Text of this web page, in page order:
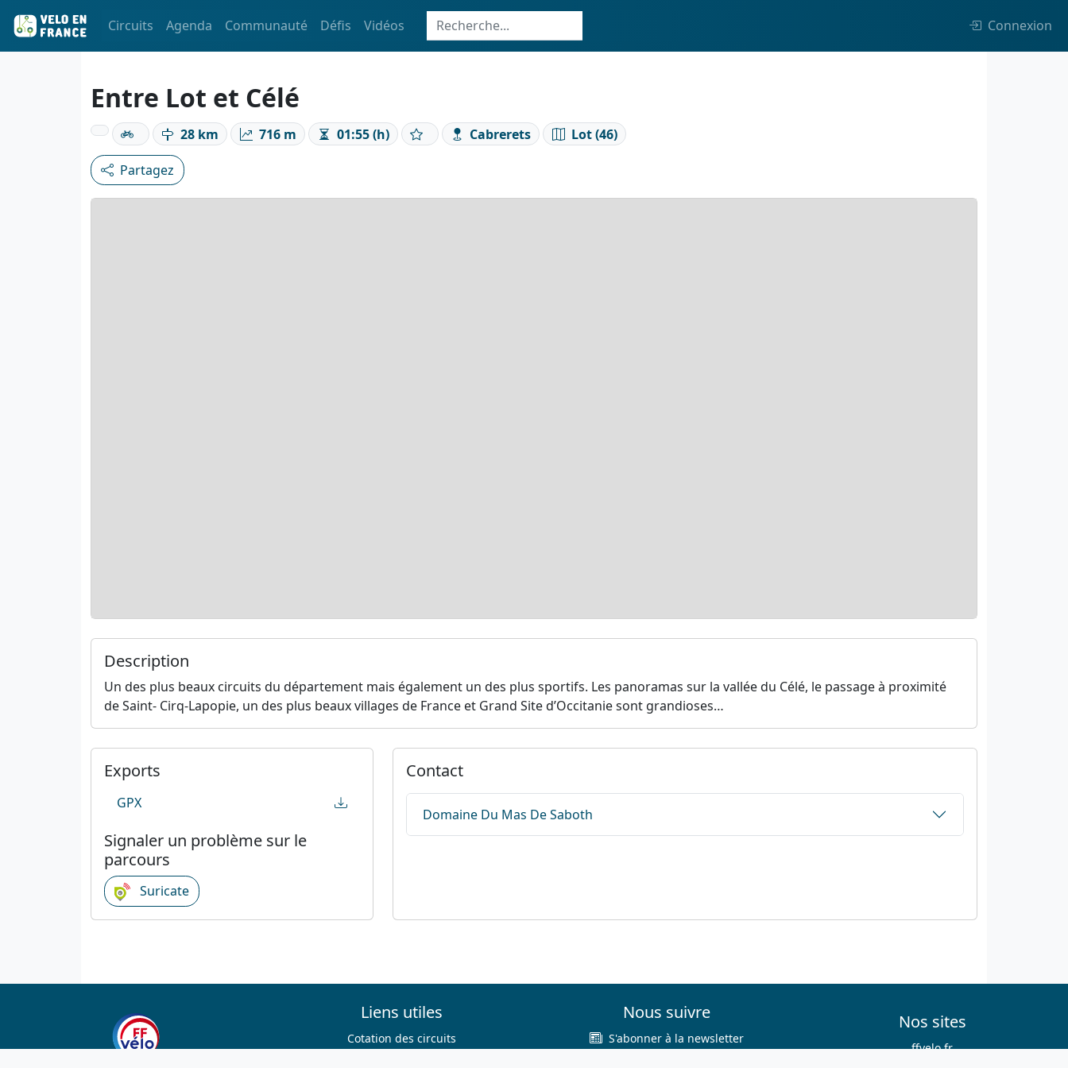
Circuits Agenda Communauté Défis Vidéos Connexion
Entre Lot et Célé
28 km 716 m 01:55 (h) Cabrerets Lot (46)
Partagez
Description
Un des plus beaux circuits du département mais également un des plus sportifs. Les panoramas sur la vallée du Célé, le passage à proximité
de Saint- Cirq-Lapopie, un des plus beaux villages de France et Grand Site d’Occitanie sont grandioses…
Exports
GPX
Signaler un problème sur le
parcours
Suricate
Contact
Domaine Du Mas De Saboth
Liens utiles
Cotation des circuits
Nous suivre
S'abonner à la newsletter
Nos sites
ffvelo.fr